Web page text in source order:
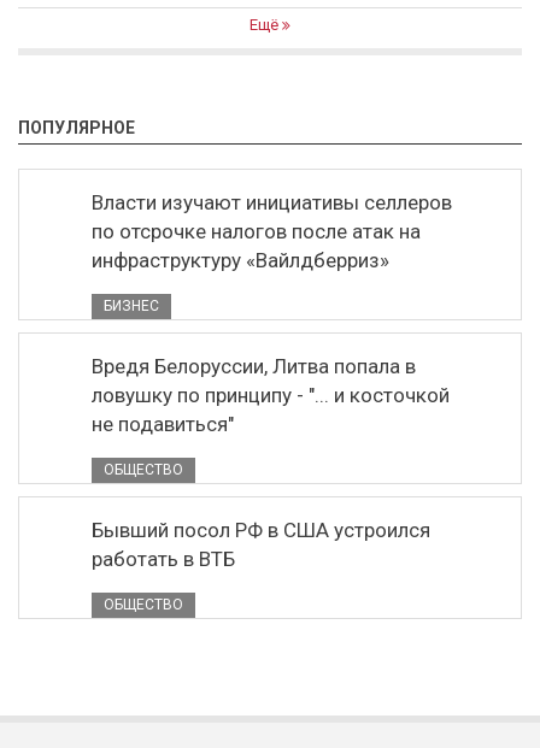
Ещё
ПОПУЛЯРНОЕ
Власти изучают инициативы селлеров
по отсрочке налогов после атак на
инфраструктуру «Вайлдберриз»
БИЗНЕС
Вредя Белоруссии, Литва попала в
ловушку по принципу - "... и косточкой
не подавиться"
ОБЩЕСТВО
Бывший посол РФ в США устроился
работать в ВТБ
ОБЩЕСТВО